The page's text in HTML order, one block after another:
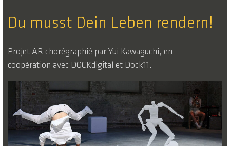
Du musst Dein Leben rendern!
Projet AR chorégraphié par Yui Kawaguchi, en
coopération avec DOCKdigital et Dock11.